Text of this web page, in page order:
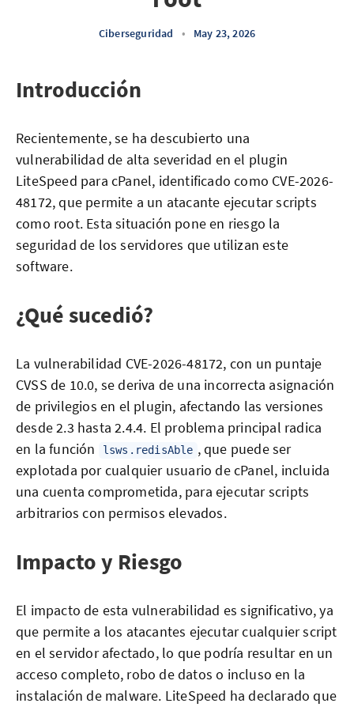
Ciberseguridad • May 23, 2026
Introducción
Recientemente, se ha descubierto una
vulnerabilidad de alta severidad en el plugin
LiteSpeed para cPanel, identificado como CVE-2026-
48172, que permite a un atacante ejecutar scripts
como root. Esta situación pone en riesgo la
seguridad de los servidores que utilizan este
software.
¿Qué sucedió?
La vulnerabilidad CVE-2026-48172, con un puntaje
CVSS de 10.0, se deriva de una incorrecta asignación
de privilegios en el plugin, afectando las versiones
desde 2.3 hasta 2.4.4. El problema principal radica
en la función
lsws.redisAble , que puede ser
explotada por cualquier usuario de cPanel, incluida
una cuenta comprometida, para ejecutar scripts
arbitrarios con permisos elevados.
Impacto y Riesgo
El impacto de esta vulnerabilidad es significativo, ya
que permite a los atacantes ejecutar cualquier script
en el servidor afectado, lo que podría resultar en un
acceso completo, robo de datos o incluso en la
instalación de malware. LiteSpeed ha declarado que